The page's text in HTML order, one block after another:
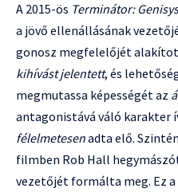
A 2015-ös Terminátor: Genisys
a jövő ellenállásának
gonosz megfelelőjét
kihívást jelentett, és
megmutassa képességét az
antagonistává váló karakter
félelmetesenadta elő.
filmben Rob Hall
vezetőjét formálta meg. Ez a